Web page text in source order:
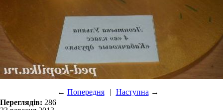
← Попередня | Наступна →
Переглядів: 286